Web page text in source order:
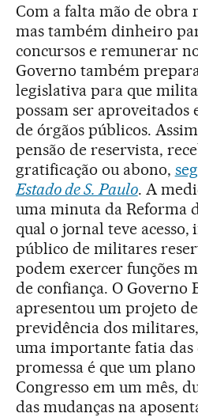
Com a falta mão de obra
mas também dinheiro
concursos e remunerar
Governo também
legislativa para que
possam ser aproveitados
de órgãos públicos.
pensão de reservista,
gratificação ou abono,
Estado de S. Paulo. A
uma minuta da Reforma
qual o jornal teve
público de militares
podem exercer funções
de confiança. O Governo
apresentou um projeto
previdência dos
uma importante fatia das
promessa é que um
Congresso em um mês,
das mudanças na